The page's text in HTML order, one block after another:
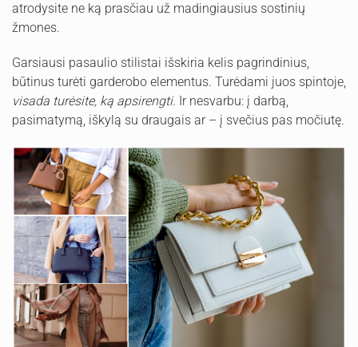
atrodysite ne ką prasčiau už madingiausius sostinių
žmones.
Garsiausi pasaulio stilistai išskiria kelis pagrindinius,
būtinus turėti garderobo elementus. Turėdami juos spintoje,
visada turėsite, ką apsirengti. Ir nesvarbu: į darbą,
pasimatymą, iškylą su draugais ar – į svečius pas močiutę.